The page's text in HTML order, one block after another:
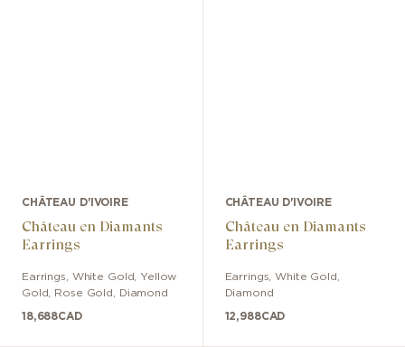
CHÂTEAU D'IVOIRE
Château en Diamants
Earrings
Earrings
White Gold, Yellow
Gold, Rose Gold
Diamond
18,688CAD
CHÂTEAU D'IVOIRE
Château en Diamants
Earrings
Earrings ,White Gold
Diamond
12,988CAD